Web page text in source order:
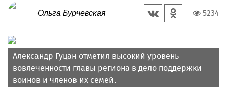
Ольга Бурчевская 5234
Александр Гуцан отметил высокий уровень
вовлеченности главы региона в дело поддержки
воинов и членов их семей.